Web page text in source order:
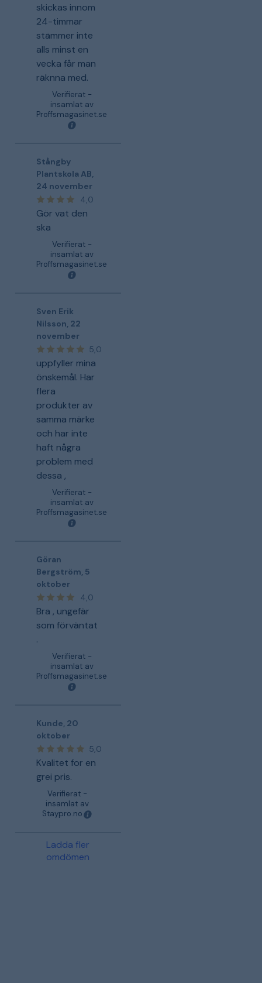
skickas innom
24-timmar
stämmer inte
alls minst en
vecka får man
räknna med.
Verifierat -
insamlat av
Proffsmagasinet.se
Stångby
Plantskola AB
24 november
4,0
Gör vat den
ska
Verifierat -
insamlat av
Proffsmagasinet.se
Sven Erik
Nilsson 22
november
5,0
uppfyller mina
önskemål. Har
flera
produkter av
samma märke
och har inte
haft några
problem med
dessa ,
Verifierat -
insamlat av
Proffsmagasinet.se
Göran
Bergström 5
oktober
4,0
Bra , ungefär
som förväntat
.
Verifierat -
insamlat av
Proffsmagasinet.se
Kunde 20
oktober
5,0
Kvalitet for en
grei pris.
Verifierat -
insamlat av
Staypro.no
Ladda fler
omdömen